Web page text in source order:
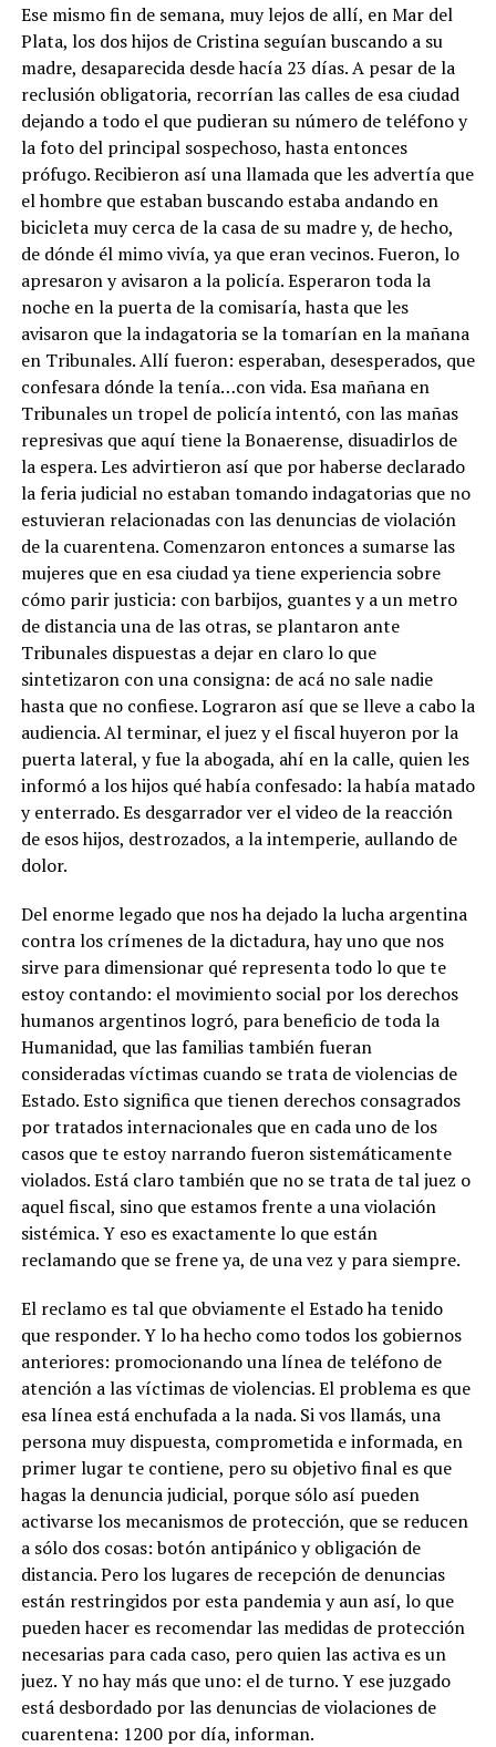
Ese mismo fin de semana, muy lejos de allí, en Mar del
Plata, los dos hijos de Cristina seguían buscando a su
madre, desaparecida desde hacía 23 días. A pesar de la
reclusión obligatoria, recorrían las calles de esa ciudad
dejando a todo el que pudieran su número de teléfono y
la foto del principal sospechoso, hasta entonces
prófugo. Recibieron así una llamada que les advertía que
el hombre que estaban buscando estaba andando en
bicicleta muy cerca de la casa de su madre y, de hecho,
de dónde él mimo vivía, ya que eran vecinos. Fueron, lo
apresaron y avisaron a la policía. Esperaron toda la
noche en la puerta de la comisaría, hasta que les
avisaron que la indagatoria se la tomarían en la mañana
en Tribunales. Allí fueron: esperaban, desesperados, que
confesara dónde la tenía…con vida. Esa mañana en
Tribunales un tropel de policía intentó, con las mañas
represivas que aquí tiene la Bonaerense, disuadirlos de
la espera. Les advirtieron así que por haberse declarado
la feria judicial no estaban tomando indagatorias que no
estuvieran relacionadas con las denuncias de violación
de la cuarentena. Comenzaron entonces a sumarse las
mujeres que en esa ciudad ya tiene experiencia sobre
cómo parir justicia: con barbijos, guantes y a un metro
de distancia una de las otras, se plantaron ante
Tribunales dispuestas a dejar en claro lo que
sintetizaron con una consigna: de acá no sale nadie
hasta que no confiese. Lograron así que se lleve a cabo la
audiencia. Al terminar, el juez y el fiscal huyeron por la
puerta lateral, y fue la abogada, ahí en la calle, quien les
informó a los hijos qué había confesado: la había matado
y enterrado. Es desgarrador ver el video de la reacción
de esos hijos, destrozados, a la intemperie, aullando de
dolor.
Del enorme legado que nos ha dejado la lucha argentina
contra los crímenes de la dictadura, hay uno que nos
sirve para dimensionar qué representa todo lo que te
estoy contando: el movimiento social por los derechos
humanos argentinos logró, para beneficio de toda la
Humanidad, que las familias también fueran
consideradas víctimas cuando se trata de violencias de
Estado. Esto significa que tienen derechos consagrados
por tratados internacionales que en cada uno de los
casos que te estoy narrando fueron sistemáticamente
violados. Está claro también que no se trata de tal juez o
aquel fiscal, sino que estamos frente a una violación
sistémica. Y eso es exactamente lo que están
reclamando que se frene ya, de una vez y para siempre.
El reclamo es tal que obviamente el Estado ha tenido
que responder. Y lo ha hecho como todos los gobiernos
anteriores: promocionando una línea de teléfono de
atención a las víctimas de violencias. El problema es que
esa línea está enchufada a la nada. Si vos llamás, una
persona muy dispuesta, comprometida e informada, en
primer lugar te contiene, pero su objetivo final es que
hagas la denuncia judicial, porque sólo así pueden
activarse los mecanismos de protección, que se reducen
a sólo dos cosas: botón antipánico y obligación de
distancia. Pero los lugares de recepción de denuncias
están restringidos por esta pandemia y aun así, lo que
pueden hacer es recomendar las medidas de protección
necesarias para cada caso, pero quien las activa es un
juez. Y no hay más que uno: el de turno. Y ese juzgado
está desbordado por las denuncias de violaciones de
cuarentena: 1200 por día, informan.